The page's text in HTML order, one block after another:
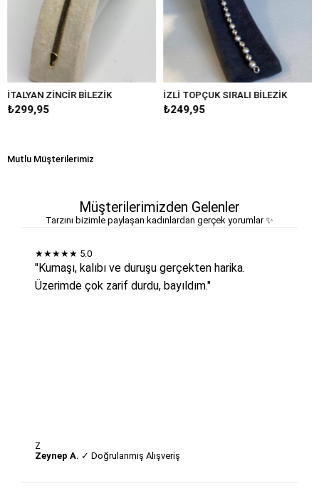
ZİNCİR BİLEZİK İZLİ TOPÇUK SIRALI BİLEZİK
₺249,95
DENİZ
Mutlu Müşterilerimiz
Müşterilerimizden Gelenler
Tarzını bizimle paylaşan kadınlardan gerçek yorumlar ✨
★★★★★ 5.0
"Kumaşı, kalıbı ve duruşu gerçekten harika.
Üzerimde çok zarif durdu, bayıldım."
Z
Zeynep A. ✓ Doğrulanmış Alışveriş